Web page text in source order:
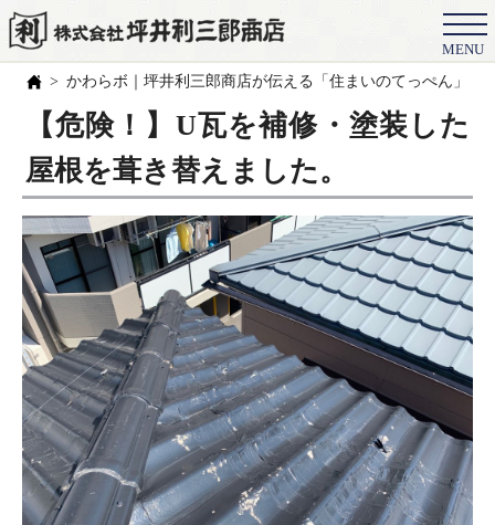
会社概要
選ばれる理由
施工事例
お客様の声
スタッフ
職人紹介
ブログ
よくある質問
豆知識
MENU
かわらボ｜坪井利三郎商店が伝える「住まいのてっぺん」の
【危険！】U瓦を補修・塗装した
屋根を葺き替えました。